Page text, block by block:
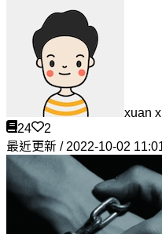
xuan
24
2
最近更新 / 2022-10-02